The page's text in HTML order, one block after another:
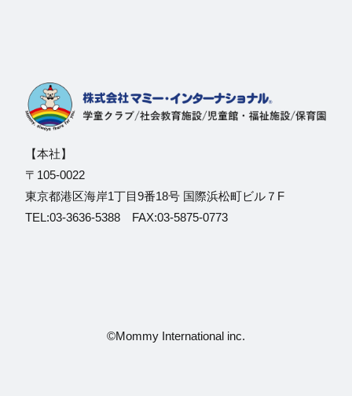
【本社】
〒105-0022
東京都港区海岸1丁目9番18号 国際浜松町ビル７F
TEL:03-3636-5388 FAX:03-5875-0773
©Mommy International inc.